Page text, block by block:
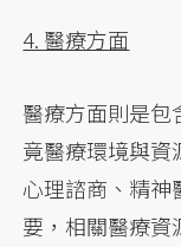
4. 醫療方面
醫療方面則是包
竟醫療環境與資
心理諮商、精神
要，相關醫療